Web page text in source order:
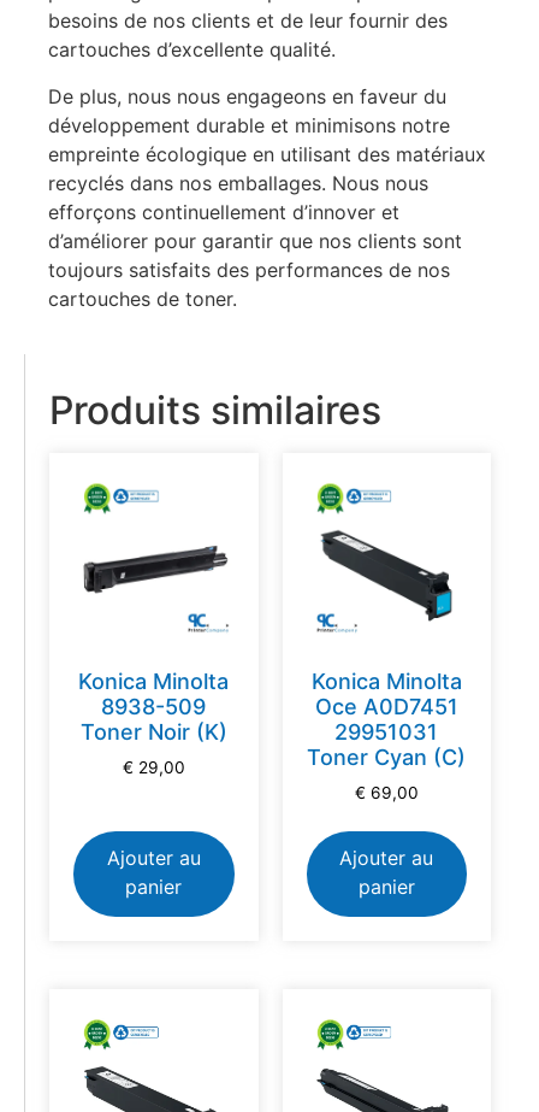
besoins de nos clients et de leur fournir des
cartouches d’excellente qualité.
De plus, nous nous engageons en faveur du
développement durable et minimisons notre
empreinte écologique en utilisant des matériaux
recyclés dans nos emballages. Nous nous
efforçons continuellement d’innover et
d’améliorer pour garantir que nos clients sont
toujours satisfaits des performances de nos
cartouches de toner.
Produits similaires
Konica Minolta
8938-509
Toner Noir (K)
€ 29,00
Ajouter au
panier
Konica Minolta
Oce A0D7451
29951031
Toner Cyan (C)
€ 69,00
Ajouter au
panier